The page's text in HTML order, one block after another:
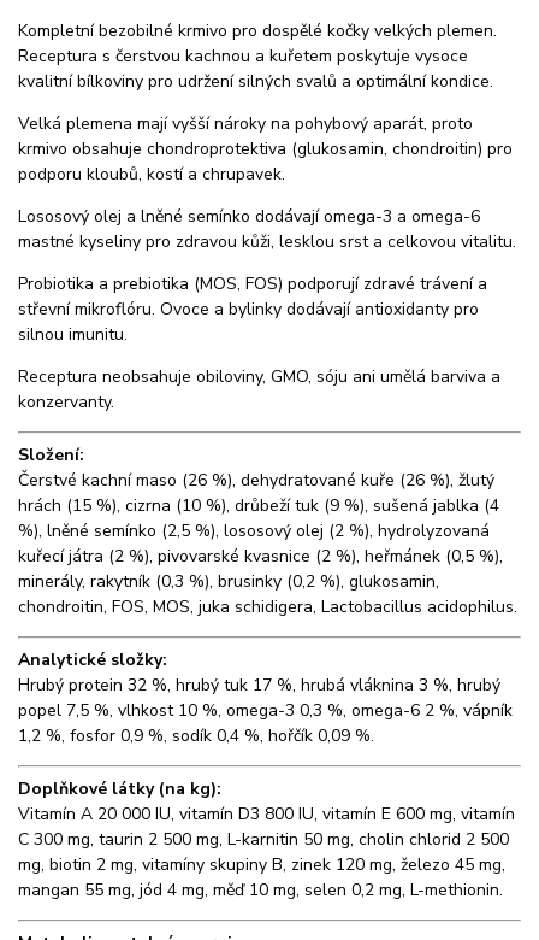
Kompletní bezobilné krmivo pro dospělé kočky velkých plemen.
Receptura s čerstvou kachnou a kuřetem poskytuje vysoce
kvalitní bílkoviny pro udržení silných svalů a optimální kondice.
Velká plemena mají vyšší nároky na pohybový aparát, proto
krmivo obsahuje chondroprotektiva (glukosamin, chondroitin) pro
podporu kloubů, kostí a chrupavek.
Lososový olej a lněné semínko dodávají omega-3 a omega-6
mastné kyseliny pro zdravou kůži, lesklou srst a celkovou vitalitu.
Probiotika a prebiotika (MOS, FOS) podporují zdravé trávení a
střevní mikroflóru. Ovoce a bylinky dodávají antioxidanty pro
silnou imunitu.
Receptura neobsahuje obiloviny, GMO, sóju ani umělá barviva a
konzervanty.
Složení:
Čerstvé kachní maso (26 %), dehydratované kuře (26 %), žlutý
hrách (15 %), cizrna (10 %), drůbeží tuk (9 %), sušená jablka (4
%), lněné semínko (2,5 %), lososový olej (2 %), hydrolyzovaná
kuřecí játra (2 %), pivovarské kvasnice (2 %), heřmánek (0,5 %),
minerály, rakytník (0,3 %), brusinky (0,2 %), glukosamin,
chondroitin, FOS, MOS, juka schidigera, Lactobacillus acidophilus.
Analytické složky:
Hrubý protein 32 %, hrubý tuk 17 %, hrubá vláknina 3 %, hrubý
popel 7,5 %, vlhkost 10 %, omega-3 0,3 %, omega-6 2 %, vápník
1,2 %, fosfor 0,9 %, sodík 0,4 %, hořčík 0,09 %.
Doplňkové látky (na kg):
Vitamín A 20 000 IU, vitamín D3 800 IU, vitamín E 600 mg, vitamín
C 300 mg, taurin 2 500 mg, L-karnitin 50 mg, cholin chlorid 2 500
mg, biotin 2 mg, vitamíny skupiny B, zinek 120 mg, železo 45 mg,
mangan 55 mg, jód 4 mg, měď 10 mg, selen 0,2 mg, L-methionin.